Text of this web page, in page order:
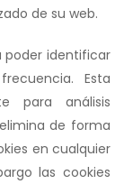
de su web.
poder identificar
Esta
para análisis
de forma
en cualquier
las cookies